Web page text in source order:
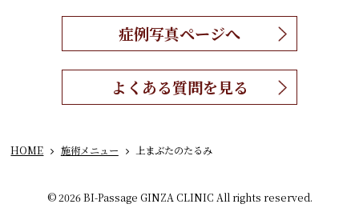
症例写真ページへ
よくある質問を見る
HOME 施術メニュー 上まぶたのたるみ
© 2026 BI-Passage GINZA CLINIC All rights reserved.